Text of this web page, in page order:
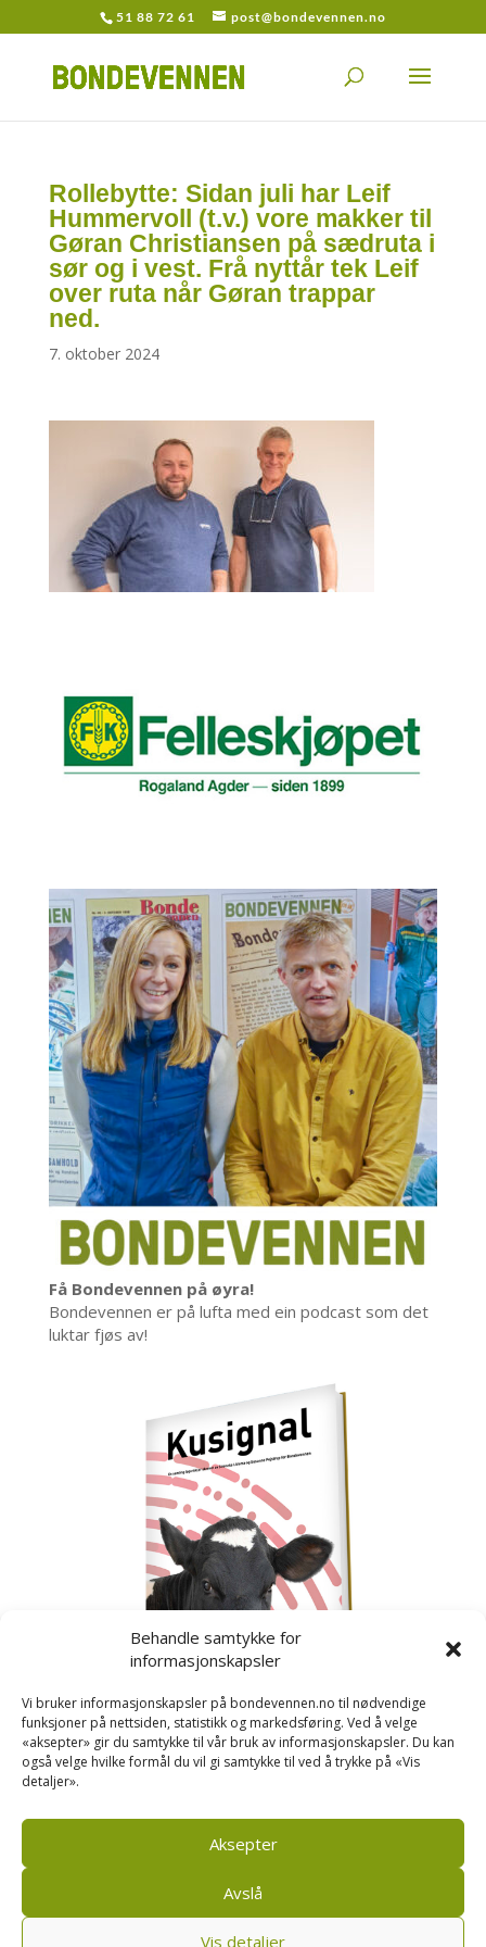
Behandle samtykke for
informasjonskapsler
Vi bruker informasjonskapsler på bondevennen.no til nødvendige
funksjoner på nettsiden, statistikk og markedsføring. Ved å velge
«aksepter» gir du samtykke til vår bruk av informasjonskapsler. Du kan
også velge hvilke formål du vil gi samtykke til ved å trykke på «Vis
detaljer».
Aksepter
Avslå
Vis detaljer
51 88 72 61 post@bondevennen.no
Rollebytte: Sidan juli har Leif
Hummervoll (t.v.) vore makker til
Gøran Christiansen på sædruta i
sør og i vest. Frå nyttår tek Leif
over ruta når Gøran trappar
ned.
7. oktober 2024
Få Bondevennen på øyra!
Bondevennen er på lufta med ein podcast som det
luktar fjøs av!
Kusignal